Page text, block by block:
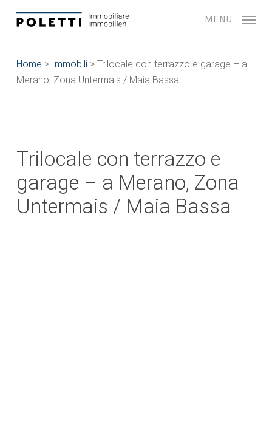
main
MENU
Home > Immobili > Trilocale con terrazzo e garage – a
Merano, Zona Untermais / Maia Bassa
Trilocale con terrazzo e
garage – a Merano, Zona
Untermais / Maia Bassa